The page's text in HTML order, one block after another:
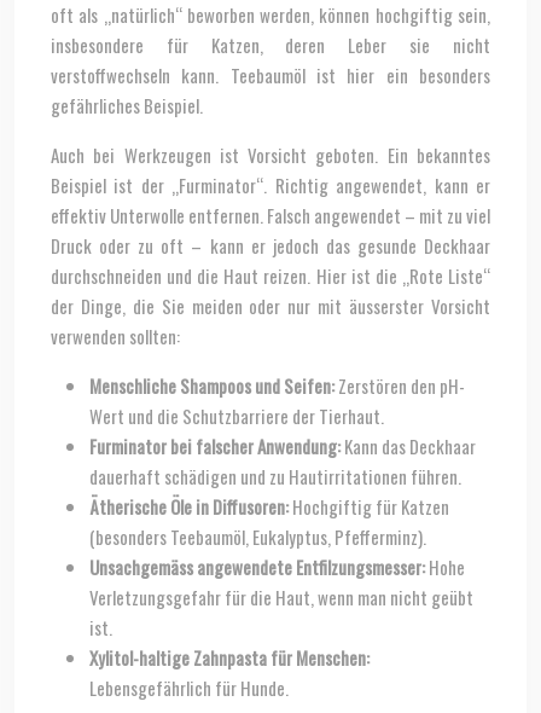
oft als „natürlich“ beworben werden, können hochgiftig sein,
insbesondere für Katzen, deren Leber sie nicht
verstoffwechseln kann. Teebaumöl ist hier ein besonders
gefährliches Beispiel.
Auch bei Werkzeugen ist Vorsicht geboten. Ein bekanntes
Beispiel ist der „Furminator“. Richtig angewendet, kann er
effektiv Unterwolle entfernen. Falsch angewendet – mit zu viel
Druck oder zu oft – kann er jedoch das gesunde Deckhaar
durchschneiden und die Haut reizen. Hier ist die „Rote Liste“
der Dinge, die Sie meiden oder nur mit äusserster Vorsicht
verwenden sollten:
Menschliche Shampoos und Seifen:Zerstören den pH-
Wert und die Schutzbarriere der Tierhaut.
Furminator bei falscher Anwendung:Kann das Deckhaar
dauerhaft schädigen und zu Hautirritationen führen.
Ätherische Öle in Diffusoren:Hochgiftig für Katzen
(besonders Teebaumöl, Eukalyptus, Pfefferminz).
Unsachgemäss angewendete Entfilzungsmesser:Hohe
Verletzungsgefahr für die Haut, wenn man nicht geübt
ist.
Xylitol-haltige Zahnpasta für Menschen:
Lebensgefährlich für Hunde.